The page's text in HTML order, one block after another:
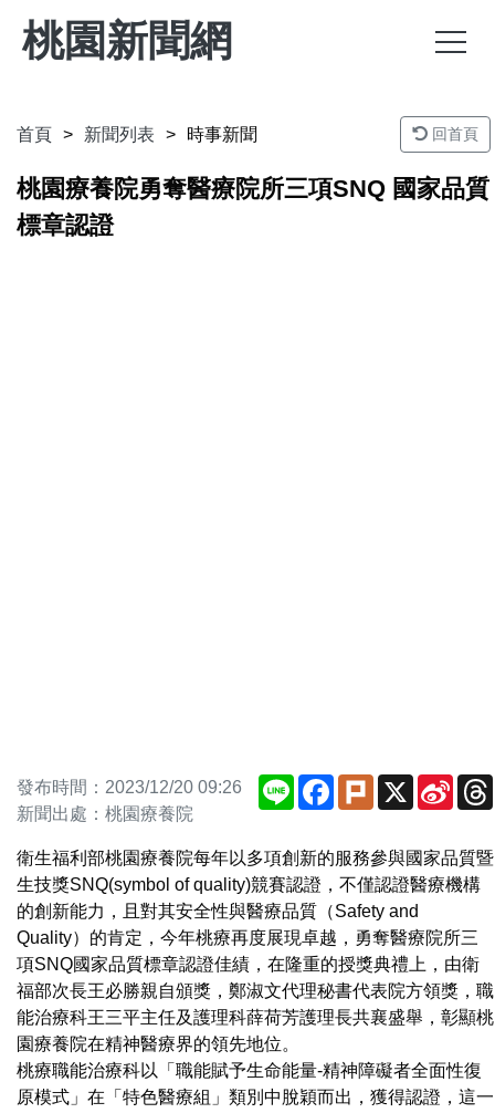
桃園新聞網
首頁 新聞列表 時事新聞 回首頁
桃園療養院勇奪醫療院所三項SNQ 國家品質
標章認證
發布時間：2023/12/20 09:26
新聞出處：桃園療養院
Line Facebook
Plurk X
Sina
衛生福利部桃園療養院每年以多項創新的服務參與國家品質暨
生技獎SNQ(symbol of quality)競賽認證，不僅認證醫療機構
的創新能力，且對其安全性與醫療品質（Safety and
Quality）的肯定，今年桃療再度展現卓越，勇奪醫療院所三
項SNQ國家品質標章認證佳績，在隆重的授獎典禮上，由衛
福部次長王必勝親自頒獎，鄭淑文代理秘書代表院方領獎，職
能治療科王三平主任及護理科薛荷芳護理長共襄盛舉，彰顯桃
園療養院在精神醫療界的領先地位。
桃療職能治療科以「職能賦予生命能量-精神障礙者全面性復
原模式」在「特色醫療組」類別中脫穎而出，獲得認證，這一